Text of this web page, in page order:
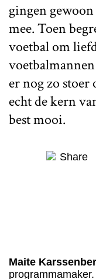
gingen
mee. Toen
voetbal om
er nog zo
echt de kern
best mooi.
Share
Maite